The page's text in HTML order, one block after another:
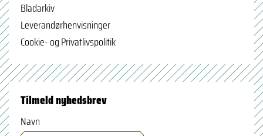
Bladarkiv
Leverandørhenvisninger
Cookie- og Privatlivspolitik
Tilmeld nyhedsbrev
Navn